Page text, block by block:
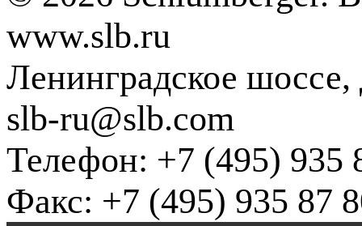
www.slb.ru
Ленинградское
slb-ru@slb.com
Телефон: +7 (495) 935
Факс: +7 (495) 935 87